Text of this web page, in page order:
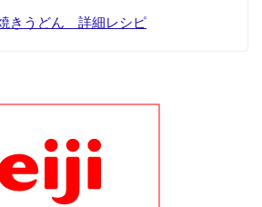
きうどん 詳細レシピ